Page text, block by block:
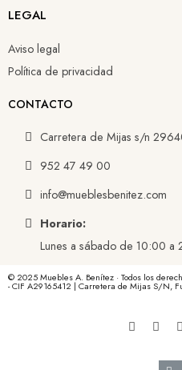
LEGAL
Aviso legal
Política de privacidad
CONTACTO
Carretera de Mijas s/n
952 47 49 00
info@mueblesbenitez.com
Horario:
Lunes a sábado de 10:00 a
© 2025 Muebles A. Benítez · Todos los
- CIF A29165412 | Carretera de Mijas S/N,